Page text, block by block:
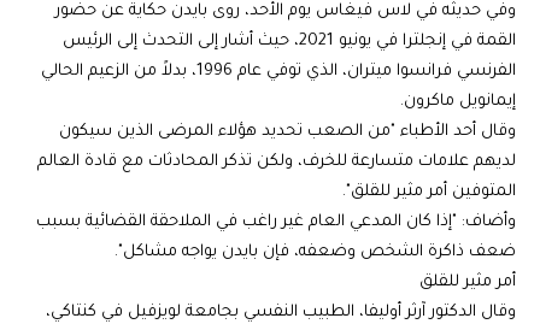
وفي حديثه في لاس فيغاس يوم الأحد، روى بايدن حكاية عن حضور
القمة في إنجلترا في يونيو 2021، حيث أشار إلى التحدث إلى الرئيس
الفرنسي فرانسوا ميتران، الذي توفي عام 1996، بدلاً من الزعيم الحالي
إيمانويل ماكرون.
وقال أحد الأطباء "من الصعب تحديد هؤلاء المرضى الذين سيكون
لديهم علامات متسارعة للخرف، ولكن تذكر المحادثات مع قادة العالم
المتوفين أمر مثير للقلق".
وأضاف: "إذا كان المدعي العام غير راغب في الملاحقة القضائية بسبب
ضعف ذاكرة الشخص وضعفه، فإن بايدن يواجه مشاكل".
أمر مثير للقلق
وقال الدكتور آرثر أوليفا، الطبيب النفسي بجامعة لويزفيل في كنتاكي،